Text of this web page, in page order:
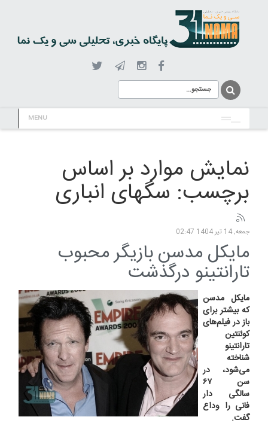
MENU
نمایش موارد بر اساس
برچسب: سگهای انباری
جمعه, 14 تیر 1404 02:47
مایکل مدسن بازیگر محبوب
تارانتینو درگذشت
مایکل مدسن
که بیشتر برای
باز در فیلم‌های
کوئنتین
تارانتینو
شناخته
می‌شود، در
سن ۶۷
سالگی دار
فانی را وداع
گفت.